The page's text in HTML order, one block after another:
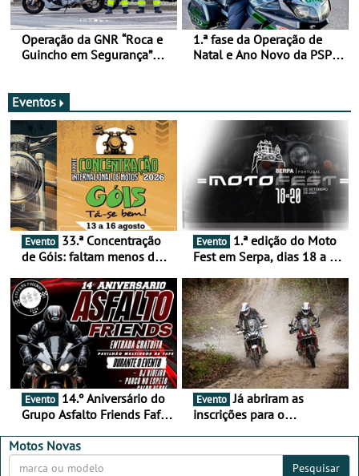
Operação da GNR “Roca e
Guincho em Segurança”
1.ª fase da Operação de
Natal e Ano Novo da PSP e
Eventos
Evento
de Góis: faltam menos de
16 de agosto
Evento
Fest em Serpa, dias 18 a 20
duas rodas invade o Baixo
Alentejo
Evento
Grupo Asfalto Friends Fafe,
2026
Evento Já abriram as
inscrições para o
Motos Novas
Pesquisar